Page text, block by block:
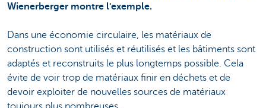
Wienerberger montre l'exemple.
Dans une économie circulaire, les matériaux de
construction sont utilisés et réutilisés et les bâtiments sont
adaptés et reconstruits le plus longtemps possible. Cela
évite de voir trop de matériaux finir en déchets et de
devoir exploiter de nouvelles sources de matériaux